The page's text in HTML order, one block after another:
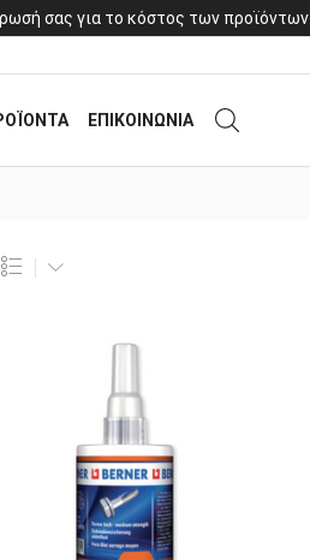
σας για το κόστος των προϊόντων.
ΕΠΙΚΟΙΝΩΝΙΑ